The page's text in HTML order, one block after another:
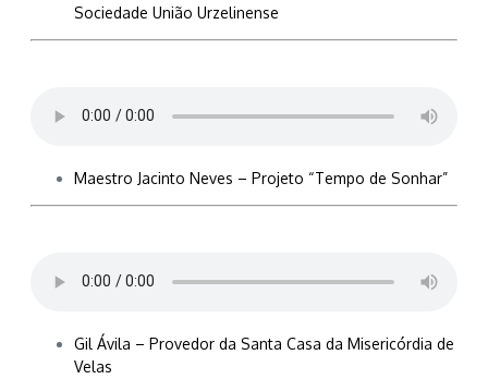
Sociedade União Urzelinense
Maestro Jacinto Neves – Projeto “Tempo de Sonhar”
Gil Ávila – Provedor da Santa Casa da Misericórdia de
Velas